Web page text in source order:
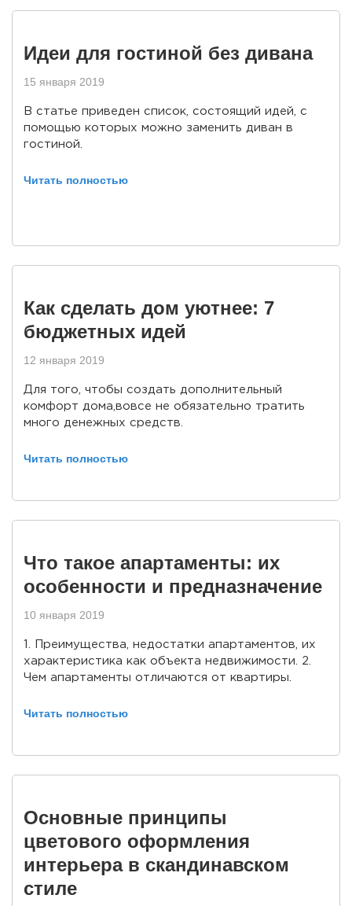
Идеи для гостиной без дивана
15 января 2019
В статье приведен список, состоящий идей, с
помощью которых можно заменить диван в
гостиной.
Читать полностью
Как сделать дом уютнее: 7
бюджетных идей
12 января 2019
Для того, чтобы создать дополнительный
комфорт дома,вовсе не обязательно тратить
много денежных средств.
Читать полностью
Что такое апартаменты: их
особенности и предназначение
10 января 2019
1. Преимущества, недостатки апартаментов, их
характеристика как объекта недвижимости. 2.
Чем апартаменты отличаются от квартиры.
Читать полностью
Основные принципы
цветового оформления
интерьера в скандинавском
стиле